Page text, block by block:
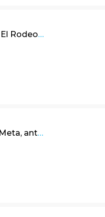
Linda casa campestre de 334m2 en El Rodeo, La Calera
Linda casa de 570 m2 en Camino al Meta, antes del Peaje vía La Calera